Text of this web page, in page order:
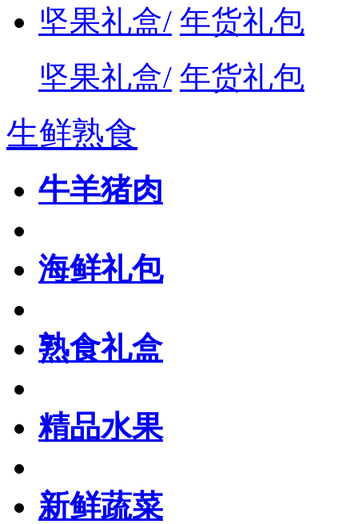
坚果礼盒/ 年货礼包
坚果礼盒/ 年货礼包
生鲜熟食
牛羊猪肉
海鲜礼包
熟食礼盒
精品水果
新鲜蔬菜